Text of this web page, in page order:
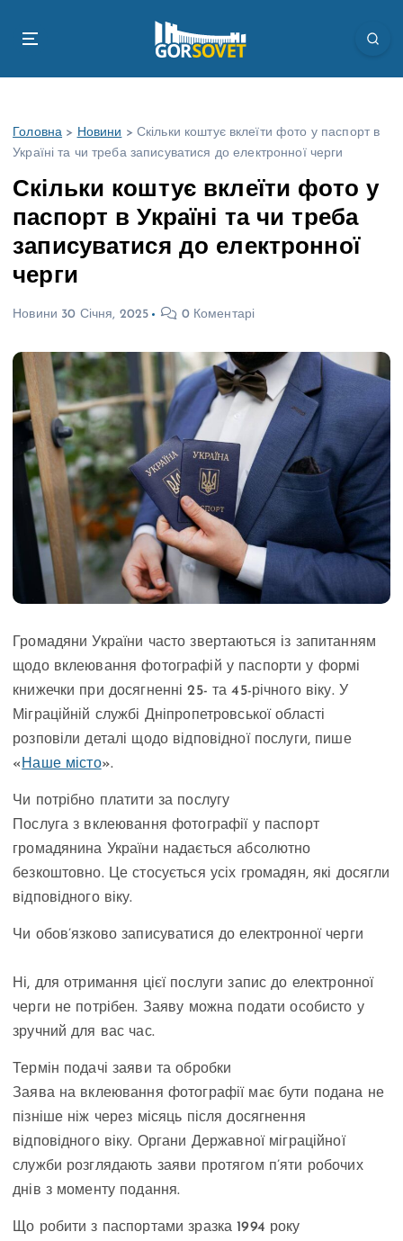
Головна > Новини > Скільки коштує вклеїти фото у паспорт в
Україні та чи треба записуватися до електронної черги
Скільки коштує вклеїти фото у
паспорт в Україні та чи треба
записуватися до електронної
черги
Новини 30 Січня, 2025 0 Коментарі
Громадяни України часто звертаються із запитанням
щодо вклеювання фотографій у паспорти у формі
книжечки при досягненні 25- та 45-річного віку. У
Міграційній службі Дніпропетровської області
розповіли деталі щодо відповідної послуги, пише
« Наше місто».
Чи потрібно платити за послугу
Послуга з вклеювання фотографії у паспорт
громадянина України надається абсолютно
безкоштовно. Це стосується усіх громадян, які досягли
відповідного віку.
Чи обов’язково записуватися до електронної черги
Ні, для отримання цієї послуги запис до електронної
черги не потрібен. Заяву можна подати особисто у
зручний для вас час.
Термін подачі заяви та обробки
Заява на вклеювання фотографії має бути подана не
пізніше ніж через місяць після досягнення
відповідного віку. Органи Державної міграційної
служби розглядають заяви протягом п’яти робочих
днів з моменту подання.
Що робити з паспортами зразка 1994 року